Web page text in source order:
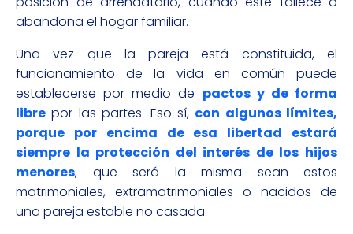
abandona el hogar familiar.
Una vez que la pareja está constituida, el
funcionamiento de la vida en común puede
establecerse por medio de pactos y de forma
libre por las partes. Eso sí, con algunos límites,
porque por encima de esa libertad estará
siempre la protección del interés de los hijos
menores, que será la misma sean estos
matrimoniales, extramatrimoniales o nacidos de
una pareja estable no casada.